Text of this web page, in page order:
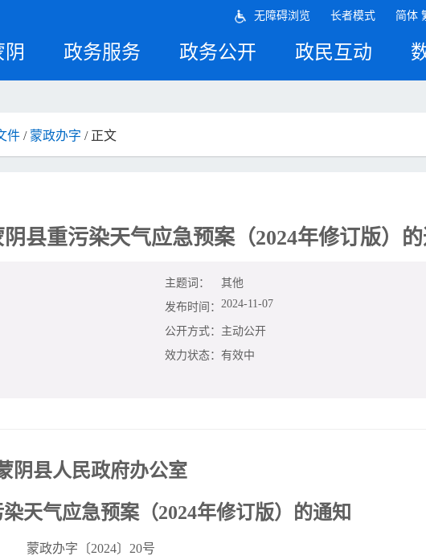
阴 政务服务 政务公开 政民互动
无障碍浏览 长者模式 简体
件 / 蒙政办字 / 正文
县重污染天气应急预案（2024年修订版）的
主题词：
其他
发布时间： 2024-11-07
公开方式： 主动公开
效力状态： 有效中
阴县人民政府办公室
天气应急预案 （2024年修订版）的通知
蒙政办字〔2024〕20号